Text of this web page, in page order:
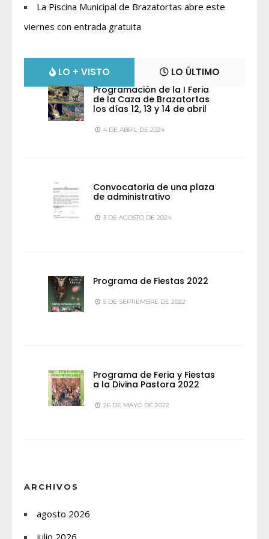
La Piscina Municipal de Brazatortas abre este
viernes con entrada gratuita
LO + VISTO LO ÚLTIMO
Programación de la I Feria
de la Caza de Brazatortas
los días 12, 13 y 14 de abril
4 DE ABRIL DE 2024
Convocatoria de una plaza
de administrativo
3 DE AGOSTO DE 2024
Programa de Fiestas 2022
5 DE SEPTIEMBRE DE 2022
Programa de Feria y Fiestas
a la Divina Pastora 2022
26 DE MAYO DE 2022
ARCHIVOS
agosto 2026